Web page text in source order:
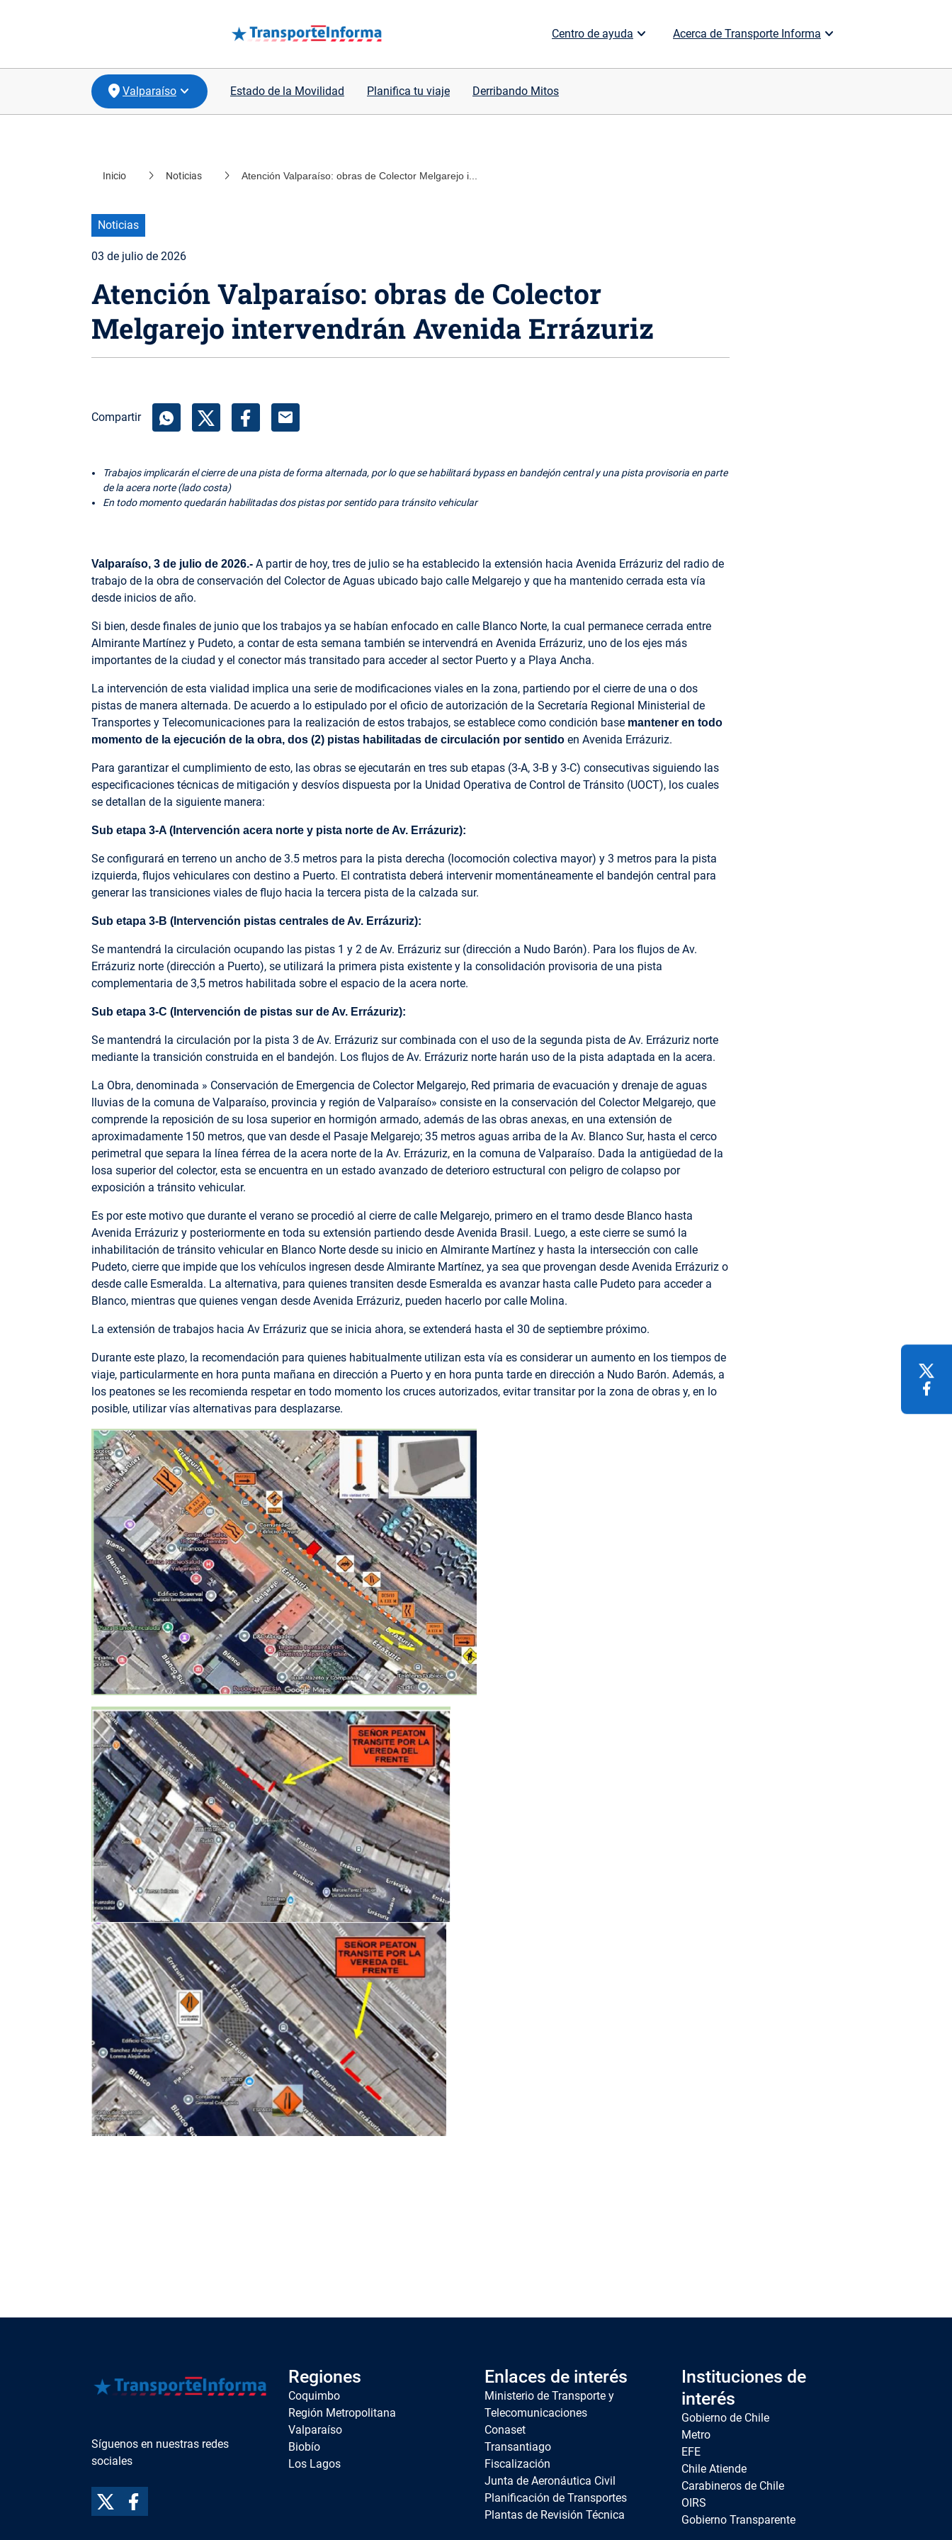
Centro de ayuda Acerca de Transporte Informa
Valparaíso
location_on
location_onBiobío
location_on Los Lagos
Estado de la Movilidad Planifica tu viaje Derribando Mitos
Inicio Noticias Atención Valparaíso: obras de Colector Melgarejo i...
Noticias
03 de julio de 2026
Atención Valparaíso: obras de Colector
Melgarejo intervendrán Avenida Errázuriz
Compartir mail
Trabajos implicarán el cierre de una pista de forma alternada, por lo que se habilitará bypass en bandejón central y una pista provisoria en parte
de la acera norte (lado costa)
En todo momento quedarán habilitadas dos pistas por sentido para tránsito vehicular
Valparaíso, 3 de julio de 2026.- A partir de hoy, tres de julio se ha establecido la extensión hacia Avenida Errázuriz del radio de
trabajo de la obra de conservación del Colector de Aguas ubicado bajo calle Melgarejo y que ha mantenido cerrada esta vía
desde inicios de año.
Si bien, desde finales de junio que los trabajos ya se habían enfocado en calle Blanco Norte, la cual permanece cerrada entre
Almirante Martínez y Pudeto, a contar de esta semana también se intervendrá en Avenida Errázuriz, uno de los ejes más
importantes de la ciudad y el conector más transitado para acceder al sector Puerto y a Playa Ancha.
La intervención de esta vialidad implica una serie de modificaciones viales en la zona, partiendo por el cierre de una o dos
pistas de manera alternada. De acuerdo a lo estipulado por el oficio de autorización de la Secretaría Regional Ministerial de
Transportes y Telecomunicaciones para la realización de estos trabajos, se establece como condición base mantener en todo
momento de la ejecución de la obra, dos (2) pistas habilitadas de circulación por sentido en Avenida Errázuriz.
Para garantizar el cumplimiento de esto, las obras se ejecutarán en tres sub etapas (3-A, 3-B y 3-C) consecutivas siguiendo las
especificaciones técnicas de mitigación y desvíos dispuesta por la Unidad Operativa de Control de Tránsito (UOCT), los cuales
se detallan de la siguiente manera:
Sub etapa 3-A (Intervención acera norte y pista norte de Av. Errázuriz):
Se configurará en terreno un ancho de 3.5 metros para la pista derecha (locomoción colectiva mayor) y 3 metros para la pista
izquierda, flujos vehiculares con destino a Puerto. El contratista deberá intervenir momentáneamente el bandejón central para
generar las transiciones viales de flujo hacia la tercera pista de la calzada sur.
Sub etapa 3-B (Intervención pistas centrales de Av. Errázuriz):
Se mantendrá la circulación ocupando las pistas 1 y 2 de Av. Errázuriz sur (dirección a Nudo Barón). Para los flujos de Av.
Errázuriz norte (dirección a Puerto), se utilizará la primera pista existente y la consolidación provisoria de una pista
complementaria de 3,5 metros habilitada sobre el espacio de la acera norte.
Sub etapa 3-C (Intervención de pistas sur de Av. Errázuriz):
Se mantendrá la circulación por la pista 3 de Av. Errázuriz sur combinada con el uso de la segunda pista de Av. Errázuriz norte
mediante la transición construida en el bandejón. Los flujos de Av. Errázuriz norte harán uso de la pista adaptada en la acera.
La Obra, denominada » Conservación de Emergencia de Colector Melgarejo, Red primaria de evacuación y drenaje de aguas
lluvias de la comuna de Valparaíso, provincia y región de Valparaíso» consiste en la conservación del Colector Melgarejo, que
comprende la reposición de su losa superior en hormigón armado, además de las obras anexas, en una extensión de
aproximadamente 150 metros, que van desde el Pasaje Melgarejo; 35 metros aguas arriba de la Av. Blanco Sur, hasta el cerco
perimetral que separa la línea férrea de la acera norte de la Av. Errázuriz, en la comuna de Valparaíso. Dada la antigüedad de la
losa superior del colector, esta se encuentra en un estado avanzado de deterioro estructural con peligro de colapso por
exposición a tránsito vehicular.
Es por este motivo que durante el verano se procedió al cierre de calle Melgarejo, primero en el tramo desde Blanco hasta
Avenida Errázuriz y posteriormente en toda su extensión partiendo desde Avenida Brasil. Luego, a este cierre se sumó la
inhabilitación de tránsito vehicular en Blanco Norte desde su inicio en Almirante Martínez y hasta la intersección con calle
Pudeto, cierre que impide que los vehículos ingresen desde Almirante Martínez, ya sea que provengan desde Avenida Errázuriz o
desde calle Esmeralda. La alternativa, para quienes transiten desde Esmeralda es avanzar hasta calle Pudeto para acceder a
Blanco, mientras que quienes vengan desde Avenida Errázuriz, pueden hacerlo por calle Molina.
La extensión de trabajos hacia Av Errázuriz que se inicia ahora, se extenderá hasta el 30 de septiembre próximo.
Durante este plazo, la recomendación para quienes habitualmente utilizan esta vía es considerar un aumento en los tiempos de
viaje, particularmente en hora punta mañana en dirección a Puerto y en hora punta tarde en dirección a Nudo Barón. Además, a
los peatones se les recomienda respetar en todo momento los cruces autorizados, evitar transitar por la zona de obras y, en lo
posible, utilizar vías alternativas para desplazarse.
Síguenos en nuestras redes
sociales
Regiones
Coquimbo
Región Metropolitana
Valparaíso
Biobío
Los Lagos
Enlaces de interés
Ministerio de Transporte y
Telecomunicaciones
Conaset
Transantiago
Fiscalización
Junta de Aeronáutica Civil
Planificación de Transportes
Plantas de Revisión Técnica
Instituciones de
interés
Gobierno de Chile
Metro
EFE
Chile Atiende
Carabineros de Chile
OIRS
Gobierno Transparente